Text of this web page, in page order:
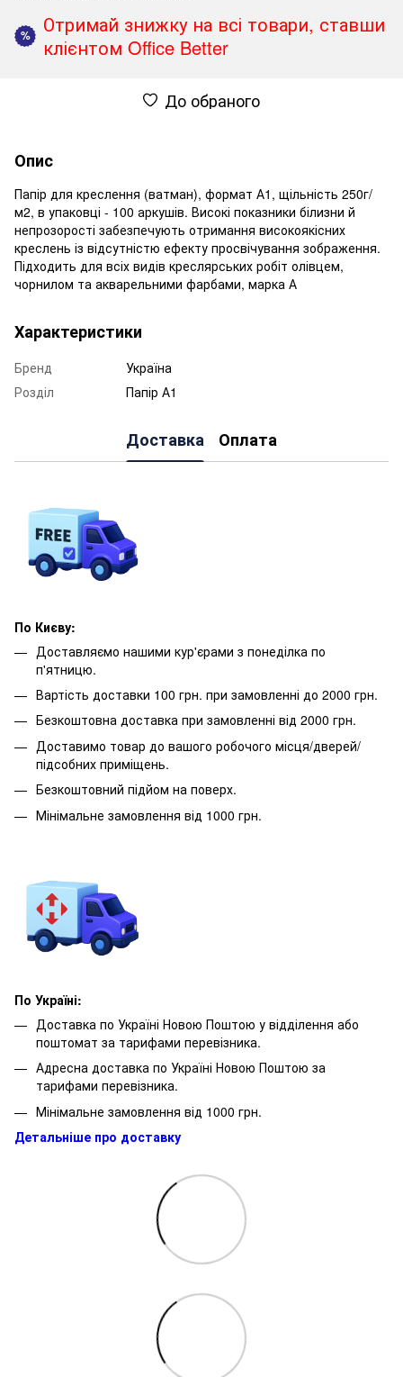
%
Отримай знижку на всі товари, ставши
клієнтом Office Better
До обраного
Опис
Папір для креслення (ватман), формат А1, щільність 250г/
м2, в упаковці - 100 аркушів. Високі показники білизни й
непрозорості забезпечують отримання високоякісних
креслень із відсутністю ефекту просвічування зображення.
Підходить для всіх видів креслярських робіт олівцем,
чорнилом та акварельними фарбами, марка А
Характеристики
Бренд
Україна
Розділ
Папір А1
Доставка Оплата
По Києву:
Доставляємо нашими кур'єрами з понеділка по
п'ятницю.
Вартість доставки 100 грн. при замовленні до 2000 грн.
Безкоштовна доставка при замовленні від 2000 грн.
Доставимо товар до вашого робочого місця/дверей/
підсобних приміщень.
Безкоштовний підйом на поверх.
Мінімальне замовлення від 1000 грн.
По Україні:
Доставка по Україні Новою Поштою у відділення або
поштомат за тарифами перевізника.
Адресна доставка по Україні Новою Поштою за
тарифами перевізника.
Мінімальне замовлення від 1000 грн.
Детальніше про доставку